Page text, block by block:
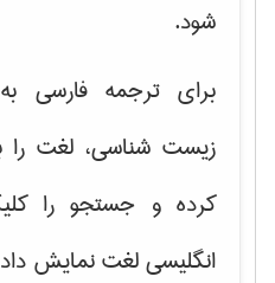
شود.
برای ترجمه فارسی
زیست شناسی، لغت را
کرده و جستجو را
انگلیسی لغت نمایش